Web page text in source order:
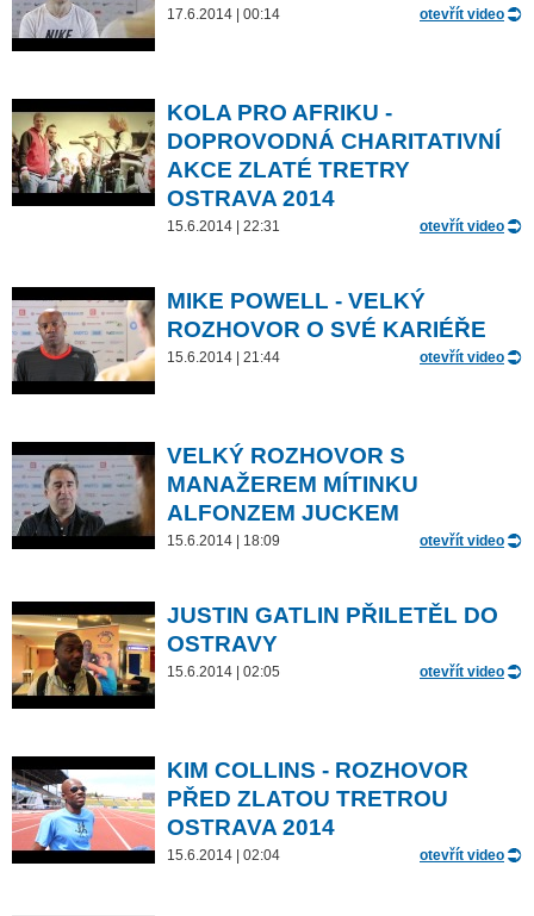
17.6.2014 | 00:14 otevřít video
KOLA PRO AFRIKU -
DOPROVODNÁ CHARITATIVNÍ
AKCE ZLATÉ TRETRY
OSTRAVA 2014
15.6.2014 | 22:31 otevřít video
MIKE POWELL - VELKÝ
ROZHOVOR O SVÉ KARIÉŘE
15.6.2014 | 21:44 otevřít video
VELKÝ ROZHOVOR S
MANAŽEREM MÍTINKU
ALFONZEM JUCKEM
15.6.2014 | 18:09 otevřít video
JUSTIN GATLIN PŘILETĚL DO
OSTRAVY
15.6.2014 | 02:05 otevřít video
KIM COLLINS - ROZHOVOR
PŘED ZLATOU TRETROU
OSTRAVA 2014
15.6.2014 | 02:04 otevřít video